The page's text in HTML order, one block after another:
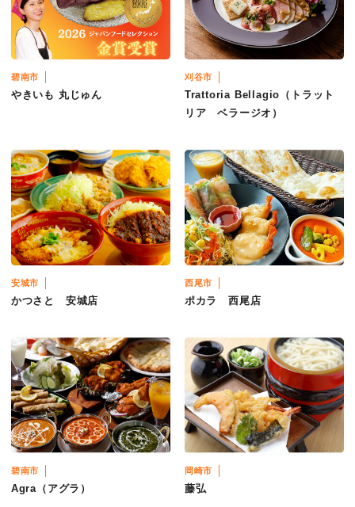
碧南市
やきいも 丸じゅん
刈谷市
Trattoria Bellagio（トラット
リア ベラージオ）
安城市
かつさと 安城店
西尾市
ポカラ 西尾店
碧南市
Agra（アグラ）
岡崎市
藤弘